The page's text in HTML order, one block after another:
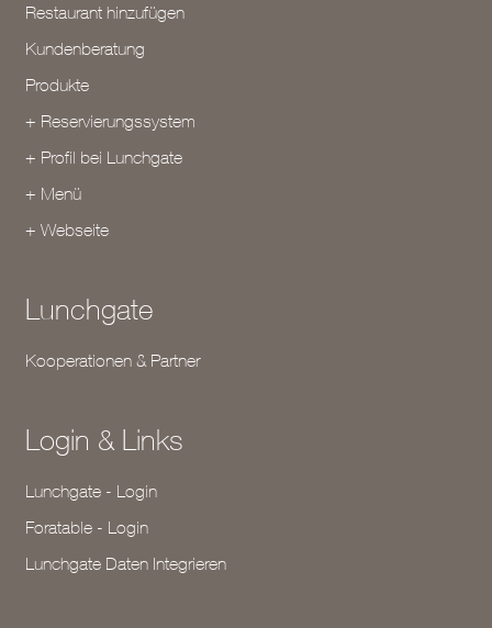
Restaurant hinzufügen
Kundenberatung
Produkte
+ Reservierungssystem
+ Profil bei Lunchgate
+ Menü
+ Webseite
Lunchgate
Kooperationen & Partner
Login & Links
Lunchgate - Login
Foratable - Login
Lunchgate Daten Integrieren